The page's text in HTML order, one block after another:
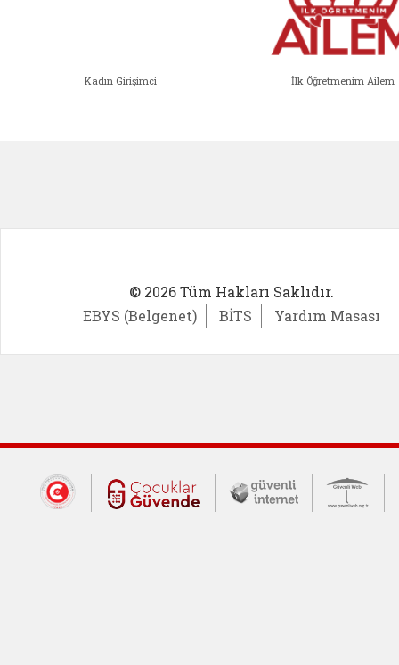
Kadın Girişimci İlk Öğretmenim Ailem
© 2026 Tüm Hakları Saklıdır.
EBYS (Belgenet)
BİTS Yardım Masası
Dış Bağlantılar
Cumhurbaşkanlığı İletişim Merkezi
Çocuklar Güvende (yeni
Güvenli